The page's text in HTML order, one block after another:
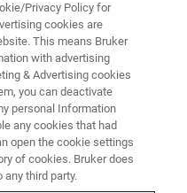
di formazione in
on-line, riceverete
Privacy Policy for
cookies are
This means Bruker
with advertising
& Advertising cookies
you can deactivate
personal Information
any cookies that had
open the cookie settings
of cookies. Bruker does
any third party.